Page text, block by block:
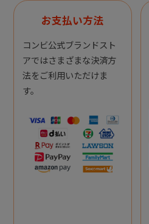
お支払い方法
コンビ公式ブランドスト
アではさまざまな決済方
法をご利用いただけま
す。